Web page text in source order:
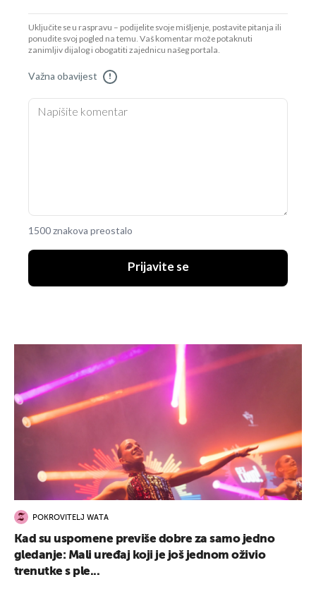
Uključite se u raspravu – podijelite svoje mišljenje, postavite pitanja ili
ponudite svoj pogled na temu. Vaš komentar može potaknuti
zanimljiv dijalog i obogatiti zajednicu našeg portala.
Važna obavijest !
1500 znakova preostalo
Prijavite se
POKROVITELJ WATA
Kad su uspomene previše dobre za samo jedno
gledanje: Mali uređaj koji je još jednom oživio
trenutke s ple...